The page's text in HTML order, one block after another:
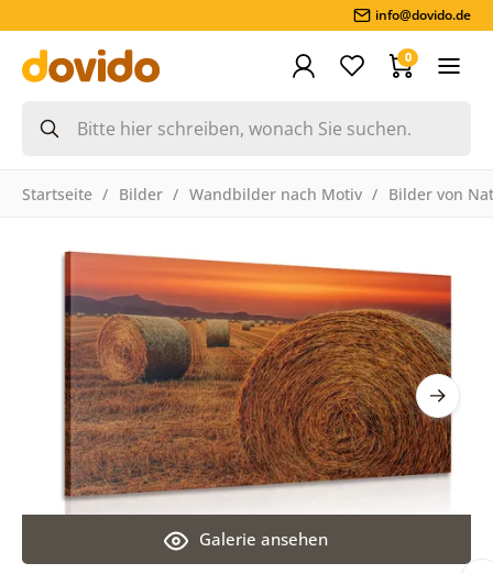
info@dovido.de
0
Startseite Bilder Wandbilder nach Motiv Bilder von
Galerie ansehen